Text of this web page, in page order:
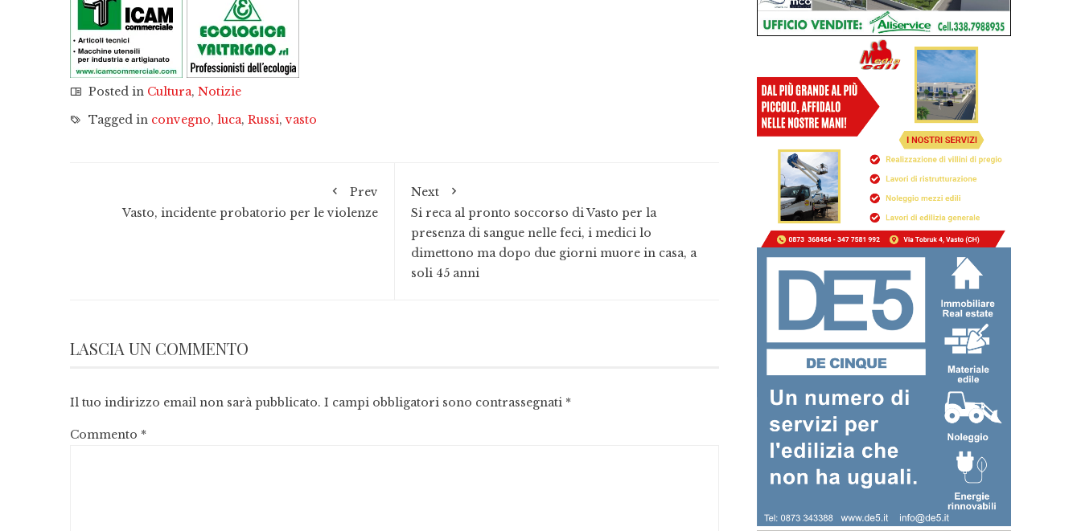
Posted in Cultura, Notizie
Tagged in convegno, luca, Russi,vasto
Prev
Vasto, incidente probatorio per le violenze
Next
Si reca al pronto soccorso di Vasto per la
presenza di sangue nelle feci, i medici lo
dimettono ma dopo due giorni muore in casa, a
soli 45 anni
LASCIA UN COMMENTO
Il tuo indirizzo email non sarà pubblicato. I campi obbligatori sono contrassegnati *
Commento *